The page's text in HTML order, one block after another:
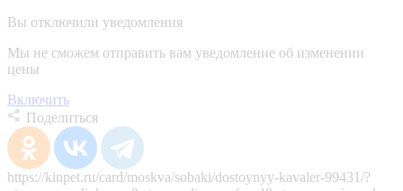
Вы отключили уведомления
Мы не сможем отправить вам уведомление об изменении
цены
Включить
Поделиться
https://kinpet.ru/card/moskva/sobaki/dostoynyy-kavaler-99431/?